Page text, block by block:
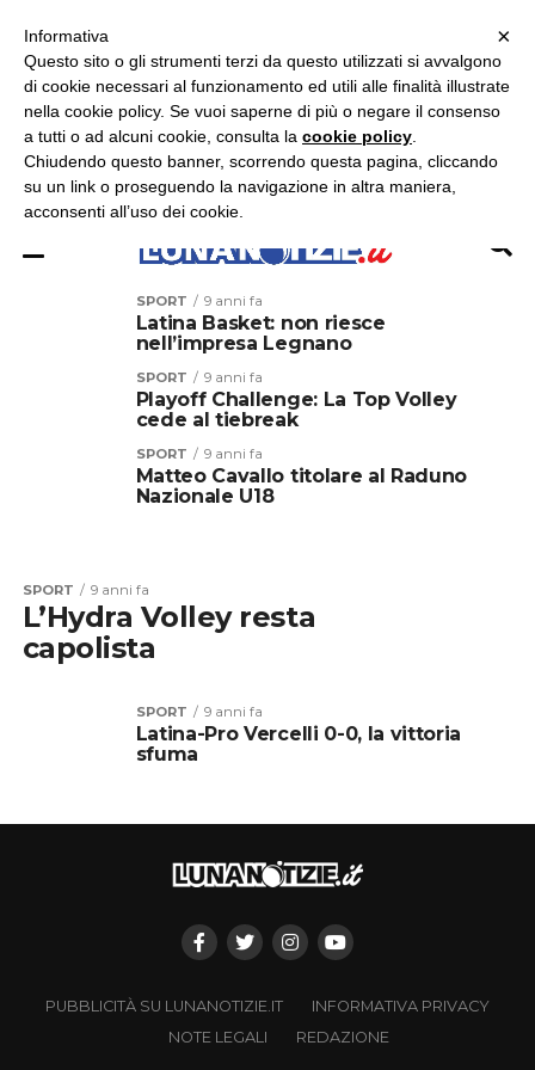
ASCOLTA RADIO LUNA
SPORT 9 anni fa
Latina Basket: non riesce
nell’impresa Legnano
SPORT 9 anni fa
Playoff Challenge: La Top Volley
cede al tiebreak
SPORT 9 anni fa
Matteo Cavallo titolare al Raduno
Nazionale U18
SPORT 9 anni fa
L’Hydra Volley resta
capolista
SPORT 9 anni fa
Latina-Pro Vercelli 0-0, la vittoria
sfuma
PUBBLICITÀ SU LUNANOTIZIE.IT
INFORMATIVA PRIVACY
NOTE LEGALI
REDAZIONE
×
Informativa
Questo sito o gli strumenti terzi da questo utilizzati si avvalgono
di cookie necessari al funzionamento ed utili alle finalità illustrate
nella cookie policy. Se vuoi saperne di più o negare il consenso
a tutti o ad alcuni cookie, consulta la cookie policy
Chiudendo questo banner, scorrendo questa pagina, cliccando
su un link o proseguendo la navigazione in altra maniera,
acconsenti all’uso dei cookie.